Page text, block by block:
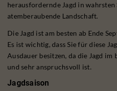
herausfordernde Jagd in wahrsten
atemberaubende Landschaft.
Die Jagd ist am besten ab Ende
Es ist wichtig, dass Sie für diese
Ausdauer besitzen, da die Jagd
und sehr anspruchsvoll ist.
Jagdsaison